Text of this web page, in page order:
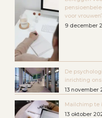
voor
9 december
De
inrichting
13 november
Mailchimp te
13 oktober